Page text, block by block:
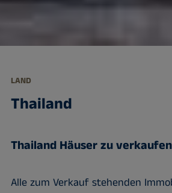
LAND
Thailand
Thailand Häuser zu verkaufen
Alle zum Verkauf stehenden